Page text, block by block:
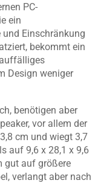
PC-
ein
Einschränkung
bekommt ein
Design weniger
benötigen aber
vor allem der
cm und wiegt 3,7
auf 9,6 x 28,1 x 9,6
gut auf größere
verlangt aber nach